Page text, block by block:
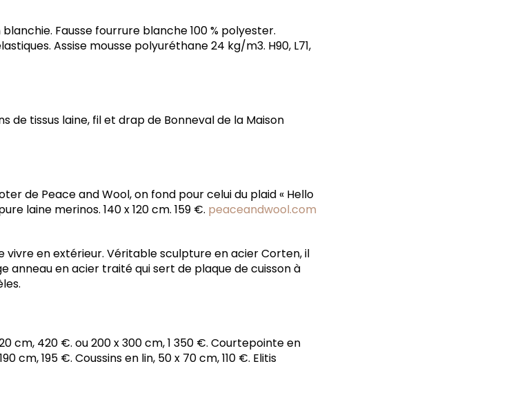
Fausse fourrure blanche 100 % polyester.
Assise mousse polyuréthane 24 kg/m3. H90, L71,
de tissus laine, fil et drap de Bonneval de la Maison
de Peace and Wool, on fond pour celui du plaid « Hello
laine merinos. 140 x 120 cm. 159 €. peaceandwool.com
vivre en extérieur. Véritable sculpture en acier Corten, il
anneau en acier traité qui sert de plaque de cuisson à
cm, 420 €. ou 200 x 300 cm, 1 350 €. Courtepointe en
cm, 195 €. Coussins en lin, 50 x 70 cm, 110 €. Elitis